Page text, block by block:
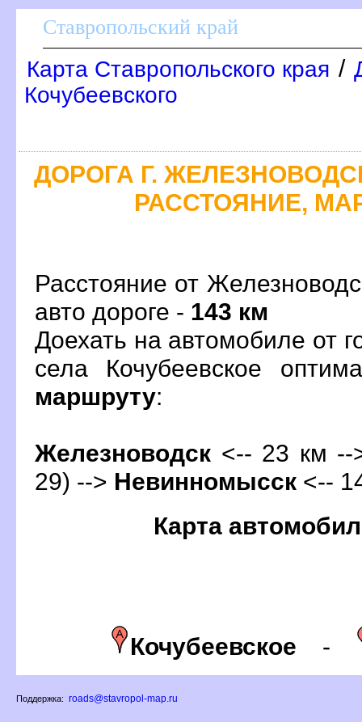
Ставропольский край
Карта Ставропольского края /
Кочубеевского
ДОРОГА Г.
РАССТОЯНИЕ,
Расстояние от
авто дороге - 143 км
Доехать на автомобиле от
села Кочубеевское
маршруту:
Железноводск <-- 23 км
29) --> Невинномысск <--
Карта
Кочубеевское -
Поддержка: roads@stavropol-map.ru